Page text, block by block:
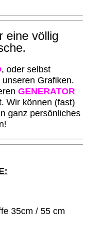
eine völlig
, oder selbst
Grafiken.
GENERATOR
Wir können (fast)
ganz persönliches
35cm / 55 cm